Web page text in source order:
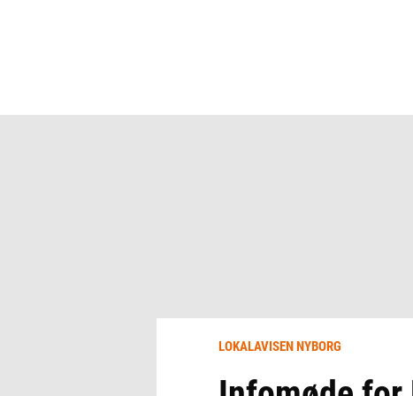
LOKALAVISEN NYBORG